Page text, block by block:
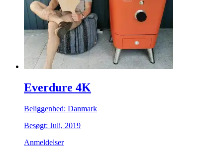
Everdure 4K
Beliggenhed: Danmark
Besøgt: Juli, 2019
Anmeldelser